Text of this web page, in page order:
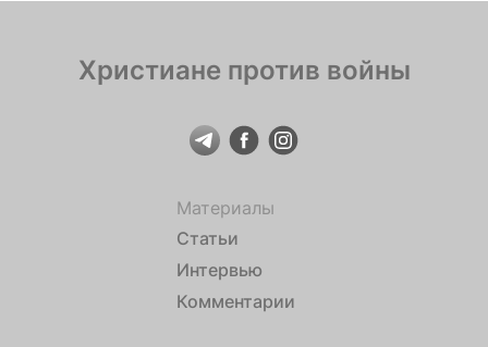
Христиане против войны
Материалы
Статьи
Интервью
Комментарии